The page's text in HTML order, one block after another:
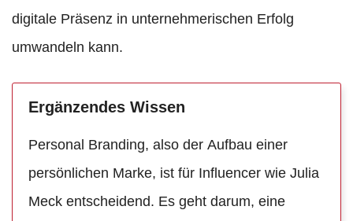
digitale Präsenz in unternehmerischen Erfolg
umwandeln kann.
Ergänzendes Wissen
Personal Branding, also der Aufbau einer
persönlichen Marke, ist für Influencer wie Julia
Meck entscheidend. Es geht darum, eine